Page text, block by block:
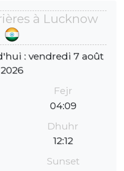
à Lucknow
: vendredi 7 août
2026
Fejr
04:09
Dhuhr
12:12
Sunset